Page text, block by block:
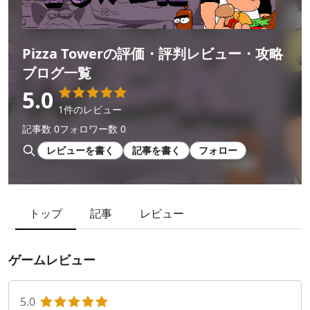
Pizza Towerの評価・評判レビュー・攻略
ブログ一覧
5.0 1件のレビュー
記事数 0フォロワー数 0
レビューを書く
記事を書く フォロー
トップ 記事 レビュー
ゲームレビュー
5.0